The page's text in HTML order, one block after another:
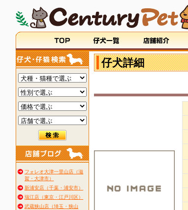
フォレオ大津一里山店（滋
賀・大津市）
新浦安店（千葉・浦安市）
瑞江店（東京・江戸川区）
武蔵狭山店（埼玉・狭山
仔犬詳細